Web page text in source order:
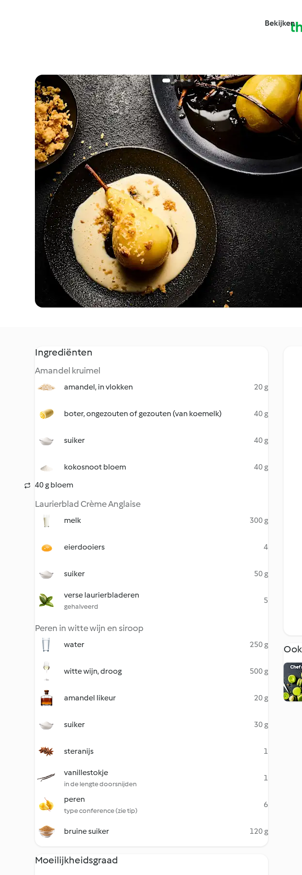
Bekijken
Ingrediënten
Amandel kruimel
amandel, in vlokken 20 g
boter, ongezouten of gezouten (van koemelk) 40 g
suiker 40 g
kokosnoot bloem
40 g
40 g bloem
Laurierblad Crème Anglaise
melk 300 g
eierdooiers 4
suiker 50 g
verse laurierbladeren
gehalveerd
5
Peren in witte wijn en siroop
water 250 g
witte wijn, droog 500 g
amandel likeur 20 g
suiker 30 g
steranijs 1
vanillestokje
in de lengte doorsnijden
1
peren
type conference (zie tip)
6
bruine suiker 120 g
Moeilijkheidsgraad